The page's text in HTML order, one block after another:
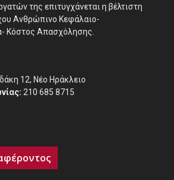
της επιτυγχάνεται η βέλτιστη
Ανθρώπινο Κεφάλαιο-
Κόστος Απασχόλησης.
12, Νέο Ηράκλειο
210 685 8715